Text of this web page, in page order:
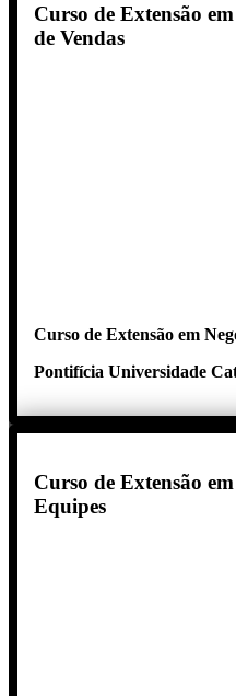
Curso de Extensão
de Vendas
Curso de Extensão em
Pontifícia Universidade
Curso de Extensão
Equipes